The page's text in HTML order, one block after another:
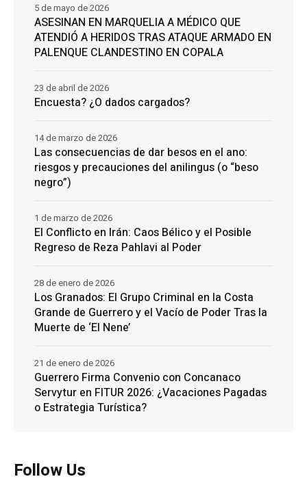
ASESINAN EN MARQUELIA A MÉDICO QUE
ATENDIÓ A HERIDOS TRAS ATAQUE ARMADO EN
PALENQUE CLANDESTINO EN COPALA
5 de mayo de 2026
Encuesta? ¿O dados cargados?
23 de abril de 2026
Las consecuencias de dar besos en el ano:
riesgos y precauciones del anilingus (o “beso
negro”)
14 de marzo de 2026
El Conflicto en Irán: Caos Bélico y el Posible
Regreso de Reza Pahlavi al Poder
1 de marzo de 2026
Los Granados: El Grupo Criminal en la Costa
Grande de Guerrero y el Vacío de Poder Tras la
Muerte de ‘El Nene’
28 de enero de 2026
Guerrero Firma Convenio con Concanaco
Servytur en FITUR 2026: ¿Vacaciones Pagadas
o Estrategia Turística?
21 de enero de 2026
Follow Us